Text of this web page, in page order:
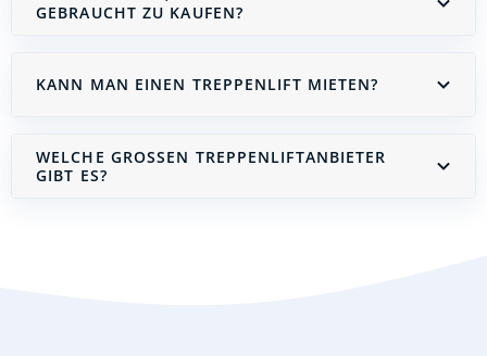
GEBRAUCHT ZU KAUFEN?
KANN MAN EINEN TREPPENLIFT MIETEN?
WELCHE GROSSEN TREPPENLIFTANBIETER G
IBT ES?